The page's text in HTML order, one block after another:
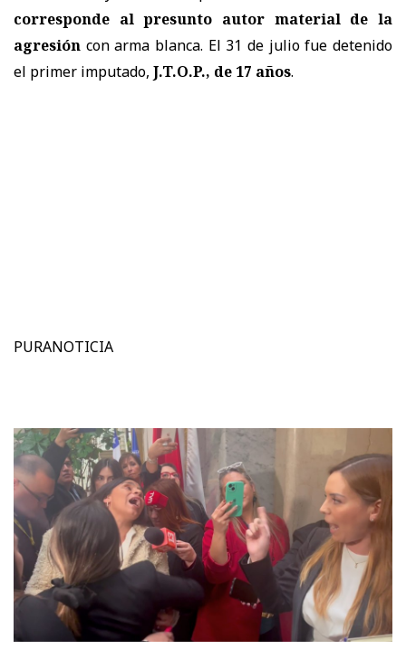
corresponde al presunto autor material de la
agresión con arma blanca. El 31 de julio fue detenido
el primer imputado, J.T.O.P., de 17 años.
PURANOTICIA